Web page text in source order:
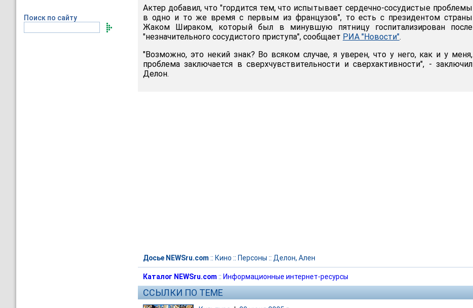
Поиск по сайту
Актер добавил, что "гордится тем, что испытывает сердечно-сосудистые проблемы
в одно и то же время с первым из французов", то есть с президентом страны
Жаком Шираком, который был в минувшую пятницу госпитализирован после
"незначительного сосудистого приступа", сообщает РИА "Новости".
"Возможно, это некий знак? Во всяком случае, я уверен, что у него, как и у меня,
проблема заключается в сверхчувствительности и сверхактивности", - заключил
Делон.
Досье NEWSru.com :: Кино :: Персоны :: Делон, Ален
Каталог NEWSru.com :: Информационные интернет-ресурсы
ССЫЛКИ ПО ТЕМЕ